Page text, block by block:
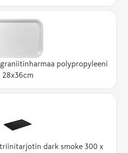
polypropyleeni
28x36cm
dark smoke 300 x